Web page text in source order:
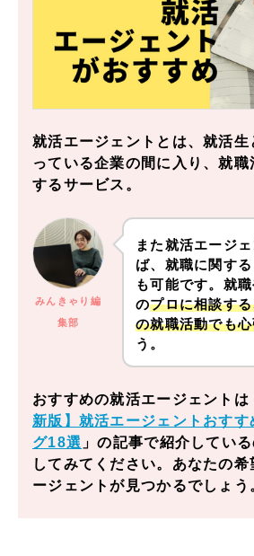
就活エージェントとは、就活
っている企業の間に入り、就職
するサービス。
みんきゃり編
集部
また就活エージ
ば、就職に関す
も可能です。就
のプロに相談す
の就職活動でも
う。
おすすめの就活エージェントは
新版】就活エージェントおす
グ18選 」の記事で紹介してい
してみてください。あなたの
ージェントが見つかるでしょう